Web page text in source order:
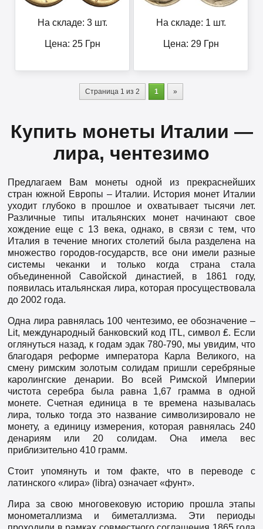
На складе: 3 шт.
Цена: 25Грн
На складе: 1 шт.
Цена: 29Грн
Страница 1 из 2 1 »
Купить монеты Италии —
лира, чентезимо
Предлагаем Вам монеты одной из прекраснейших
стран южной Европы – Италии. История монет Италии
уходит глубоко в прошлое и охватывает тысячи лет.
Различные типы итальянских монет начинают свое
хождение еще с 13 века, однако, в связи с тем, что
Италия в течение многих столетий была разделена на
множество городов-государств, все они имели разные
системы чеканки и только когда страна стала
объединенной Савойской династией, в 1861 году,
появилась итальянская лира, которая просуществовала
до 2002 года.
Одна лира равнялась 100 чентезимо, ее обозначение –
Lit, международный банковский код ITL, символ ₤. Если
оглянуться назад, к годам эдак 780-790, мы увидим, что
благодаря реформе императора Карла Великого, на
смену римским золотым солидам пришли серебряные
каролингские денарии. Во всей Римской Империи
чистота серебра была равна 1,67 грамма в одной
монете. Счетная единица в те времена называлась
лира, только тогда это название символизировало не
монету, а единицу измерения, которая равнялась 240
денариям или 20 солидам. Она имела вес
приблизительно 410 грамм.
Стоит упомянуть и том факте, что в переводе с
латинского «лира» (libra) означает «фунт».
Лира за свою многовековую историю прошла этапы
монометаллизма и биметаллизма. Эти периоды